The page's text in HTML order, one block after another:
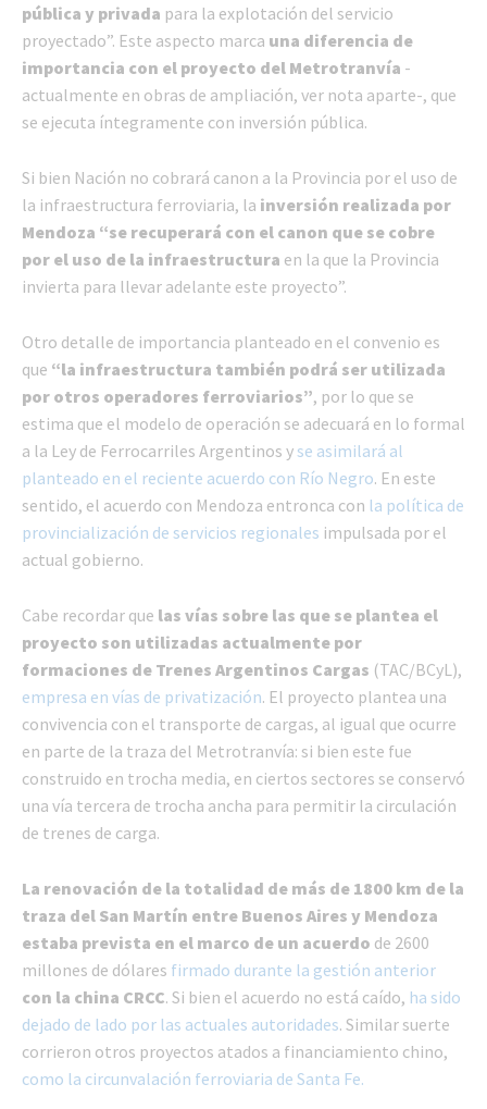
pública y privada para la explotación del servicio
proyectado”. Este aspecto marca una diferencia de
importancia con el proyecto del Metrotranvía -
actualmente en obras de ampliación, ver nota aparte-, que
se ejecuta íntegramente con inversión pública.
Si bien Nación no cobrará canon a la Provincia por el uso de
la infraestructura ferroviaria, la inversión realizada por
Mendoza “se recuperará con el canon que se cobre
por el uso de la infraestructura en la que la Provincia
invierta para llevar adelante este proyecto”.
Otro detalle de importancia planteado en el convenio es
que “la infraestructura también podrá ser utilizada
por otros operadores ferroviarios”, por lo que se
estima que el modelo de operación se adecuará en lo formal
a la Ley de Ferrocarriles Argentinos yse asimilará al
planteado en el reciente acuerdo con Río Negro. En este
sentido, el acuerdo con Mendoza entronca con la política de
provincialización de servicios regionales impulsada por el
actual gobierno.
Cabe recordar que las vías sobre las que se plantea el
proyecto son utilizadas actualmente por
formaciones de Trenes Argentinos Cargas (TAC/BCyL),
empresa en vías de privatización. El proyecto plantea una
convivencia con el transporte de cargas, al igual que ocurre
en parte de la traza del Metrotranvía: si bien este fue
construido en trocha media, en ciertos sectores se conservó
una vía tercera de trocha ancha para permitir la circulación
de trenes de carga.
La renovación de la totalidad de más de 1800 km de la
traza del San Martín entre Buenos Aires y Mendoza
estaba prevista en el marco de un acuerdo de 2600
millones de dólares firmado durante la gestión anterior
con la china CRCC. Si bien el acuerdo no está caído, ha sido
dejado de lado por las actuales autoridades. Similar suerte
corrieron otros proyectos atados a financiamiento chino,
como la circunvalación ferroviaria de Santa Fe.